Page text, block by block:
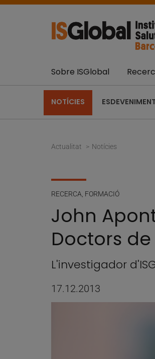
Sobre ISGlobal
NOTÍCIES
Actualitat Notícies
RECERCA FORMACIÓ
John
Doctors de
L'investigador
17.12.2013